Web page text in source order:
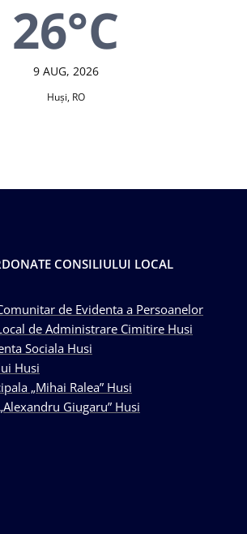
26°C
9 AUG, 2026
Huşi, RO
CONSILIULUI LOCAL
de Evidenta a Persoanelor
de Administrare Cimitire Husi
Sociala Husi
Husi
„Mihai Ralea” Husi
Giugaru” Husi